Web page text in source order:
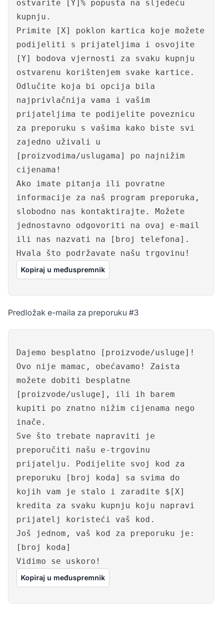
ostvarite [Y]% popusta na sljedeću
kupnju.
Primite [X] poklon kartica koje možete
podijeliti s prijateljima i osvojite
[Y] bodova vjernosti za svaku kupnju
ostvarenu korištenjem svake kartice.
Odlučite koja bi opcija bila
najprivlačnija vama i vašim
prijateljima te podijelite poveznicu
za preporuku s vašima kako biste svi
zajedno uživali u
[proizvodima/uslugama] po najnižim
cijenama!
Ako imate pitanja ili povratne
informacije za naš program preporuka,
slobodno nas kontaktirajte. Možete
jednostavno odgovoriti na ovaj e-mail
ili nas nazvati na [broj telefona].
Hvala što podržavate našu trgovinu!
Kopiraj u međuspremnik
Predložak e-maila za preporuku #3
Dajemo besplatno [proizvode/usluge]!
Ovo nije mamac, obećavamo! Zaista
možete dobiti besplatne
[proizvode/usluge], ili ih barem
kupiti po znatno nižim cijenama nego
inače.
Sve što trebate napraviti je
preporučiti našu e-trgovinu
prijatelju. Podijelite svoj kod za
preporuku [broj koda] sa svima do
kojih vam je stalo i zaradite $[X]
kredita za svaku kupnju koju napravi
prijatelj koristeći vaš kod.
Još jednom, vaš kod za preporuku je:
[broj koda]
Vidimo se uskoro!
Kopiraj u međuspremnik